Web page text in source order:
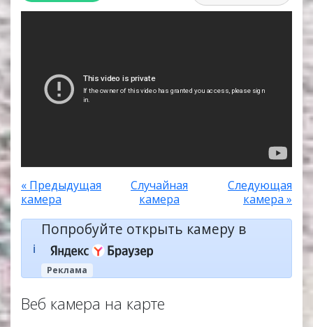
« Предыдущая
камера
Случайная
камера
Следующая
камера »
ℹ️
Попробуйте открыть камеру в
Реклама
Веб камера на карте